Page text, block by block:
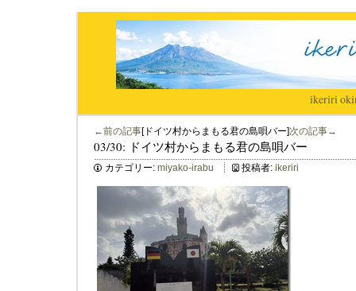
ikeriri|
←前の記事[ドイツ村からまもる君の島唄バー]次の記事→
03/30: ドイツ村からまもる君の島唄バー
カテゴリー: miyako-irabu 投稿者: ikeriri